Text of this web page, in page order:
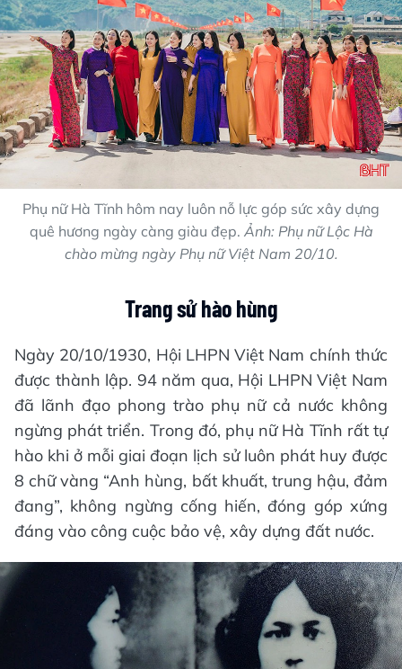
Phụ nữ Hà Tĩnh hôm nay luôn nỗ lực góp sức xây dựng
quê hương ngày càng giàu đẹp. Ảnh: Phụ nữ Lộc Hà
chào mừng ngày Phụ nữ Việt Nam 20/10.
Trang sử hào hùng
Ngày 20/10/1930, Hội LHPN Việt Nam chính thức
được thành lập. 94 năm qua, Hội LHPN Việt Nam
đã lãnh đạo phong trào phụ nữ cả nước không
ngừng phát triển. Trong đó, phụ nữ Hà Tĩnh rất tự
hào khi ở mỗi giai đoạn lịch sử luôn phát huy được
8 chữ vàng “Anh hùng, bất khuất, trung hậu, đảm
đang”, không ngừng cống hiến, đóng góp xứng
đáng vào công cuộc bảo vệ, xây dựng đất nước.